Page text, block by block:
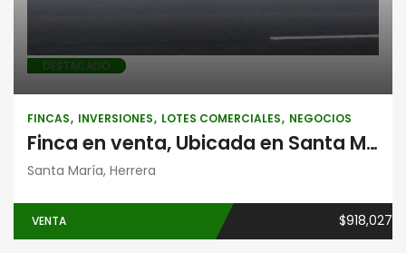
DESTACADO
FINCAS INVERSIONES LOTES COMERCIALES NEGOCIOS
Finca en venta, Ubicada en Santa María, Herrera, frente a la Panamericana
Santa María, Herrera
VENTA $918,027